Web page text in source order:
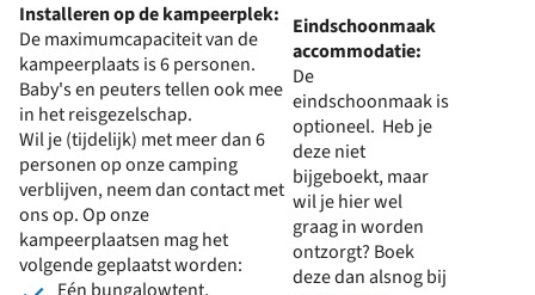
Installeren op de kampeerplek:
De maximumcapaciteit van de
kampeerplaats is 6 personen.
Baby's en peuters tellen ook mee
in het reisgezelschap.
Wil je (tijdelijk) met meer dan 6
personen op onze camping
verblijven, neem dan contact met
ons op. Op onze
kampeerplaatsen mag het
volgende geplaatst worden:
Eindschoonmaak
accommodatie:
De
eindschoonmaak is
optioneel. Heb je
deze niet
bijgeboekt, maar
wil je hier wel
graag in worden
ontzorgt? Boek
deze dan alsnog bij